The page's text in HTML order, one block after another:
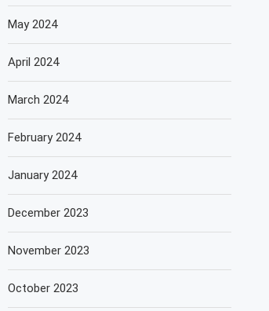
May 2024
April 2024
March 2024
February 2024
January 2024
December 2023
November 2023
October 2023